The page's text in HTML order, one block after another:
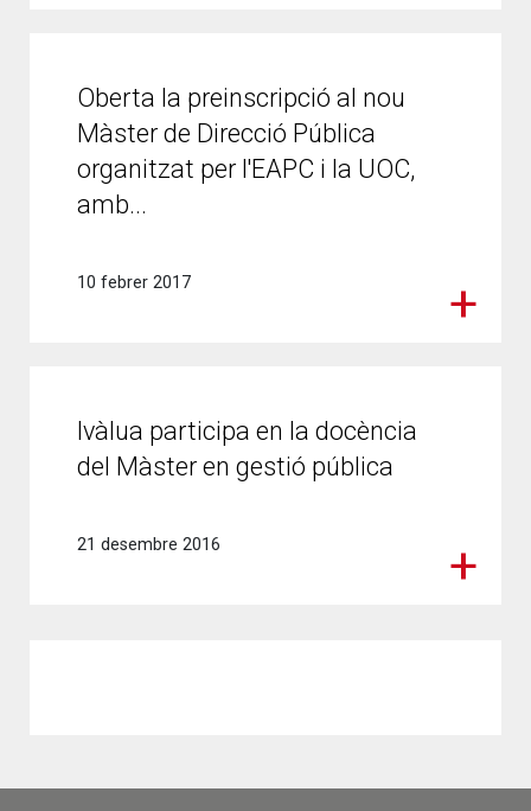
Oberta la preinscripció al nou
Màster de Direcció Pública
organitzat per l'EAPC i la UOC,
amb...
10 febrer 2017
Ivàlua participa en la docència
del Màster en gestió pública
21 desembre 2016